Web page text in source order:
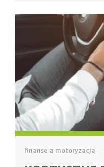
finanse a motoryzacja